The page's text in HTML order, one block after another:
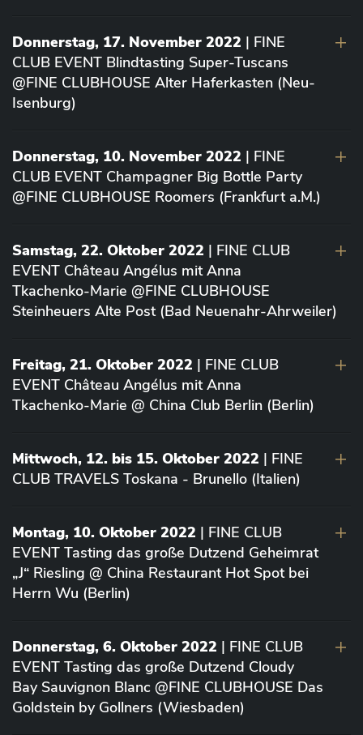
Donnerstag, 17. November 2022 | FINE
CLUB EVENT Blindtasting Super-Tuscans
@FINE CLUBHOUSE Alter Haferkasten (Neu-
Isenburg)
Donnerstag, 10. November 2022 | FINE
CLUB EVENT Champagner Big Bottle Party
@FINE CLUBHOUSE Roomers (Frankfurt a.M.)
Samstag, 22. Oktober 2022 | FINE CLUB
EVENT Château Angélus mit Anna
Tkachenko-Marie @FINE CLUBHOUSE
Steinheuers Alte Post (Bad Neuenahr-Ahrweiler)
Freitag, 21. Oktober 2022 | FINE CLUB
EVENT Château Angélus mit Anna
Tkachenko-Marie @ China Club Berlin (Berlin)
Mittwoch, 12. bis 15. Oktober 2022 | FINE
CLUB TRAVELS Toskana - Brunello (Italien)
Montag, 10. Oktober 2022 | FINE CLUB
EVENT Tasting das große Dutzend Geheimrat
„J“ Riesling @ China Restaurant Hot Spot bei
Herrn Wu (Berlin)
Donnerstag, 6. Oktober 2022 | FINE CLUB
EVENT Tasting das große Dutzend Cloudy
Bay Sauvignon Blanc @FINE CLUBHOUSE Das
Goldstein by Gollners (Wiesbaden)